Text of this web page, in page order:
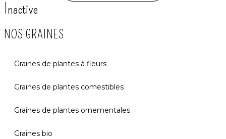
Inactive
NOS GRAINES
Graines de plantes à fleurs
Graines de plantes comestibles
Graines de plantes ornementales
Graines bio